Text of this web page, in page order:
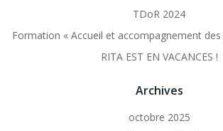
TDoR 2024
Formation « Accueil et accompagnement
RITA EST EN VACANCES !
Archives
octobre 2025